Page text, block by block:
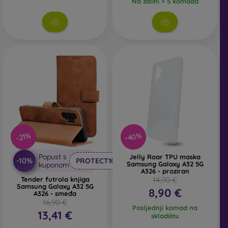
U našoj internetskoj trgovini FOON pronaći ćete desetke
zanimljivih maskica za mobitel izrađenih od različitih
materijala. Dovoljno je samo odabrati onu pravu za sebe.
-21%
-10%
Popust s
kuponom
PROTECT10
Tender futrola knjiga
Samsung Galaxy A32 5G
A326 - smeđa
16,90 €
13,41 €
-40%
Jelly Roar TPU maska
Samsung Galaxy A32 5G
A326 - proziran
14,90 €
8,90 €
Posljednji komad na
skladištu